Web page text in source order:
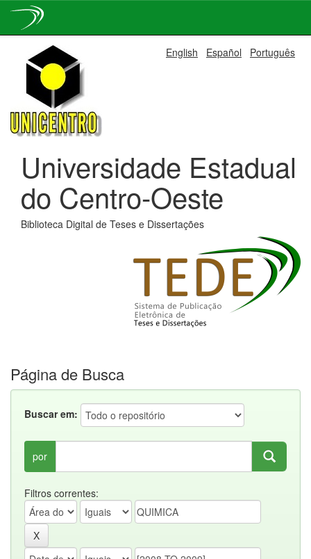
navigation
English Español Português
Universidade Estadual
do Centro-Oeste
Biblioteca Digital de Teses e Dissertações
Página de Busca
Buscar em:
por
Filtros correntes: